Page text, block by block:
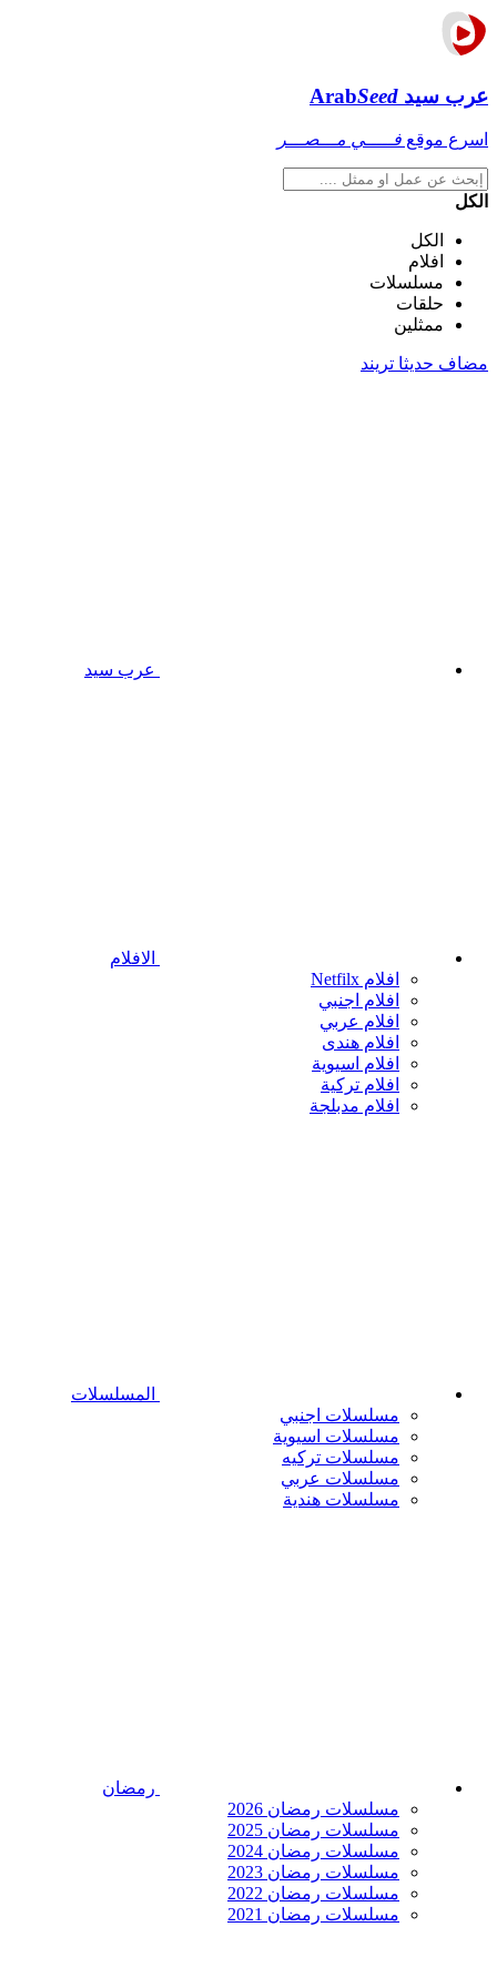
عرب سيد ArabSeed
اسرع موقع فـــــي مـــصـــر
الكل
الكل
افلام
مسلسلات
حلقات
ممثلين
مضاف حديثا تريند
عرب سيد
الافلام
افلام Netfilx
افلام اجنبي
افلام عربي
افلام هندى
افلام اسيوية
افلام تركية
افلام مدبلجة
المسلسلات
مسلسلات اجنبي
مسلسلات اسيوية
مسلسلات تركيه
مسلسلات عربي
مسلسلات هندية
رمضان
مسلسلات رمضان 2026
مسلسلات رمضان 2025
مسلسلات رمضان 2024
مسلسلات رمضان 2023
مسلسلات رمضان 2022
مسلسلات رمضان 2021